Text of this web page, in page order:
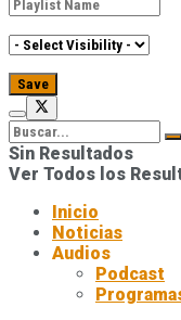
Sin Resultados
Ver Todos los
Inicio
Noticias
Audios
Podcast